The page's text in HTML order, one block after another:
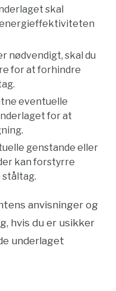
skal
nødvendigt, skal du
for at forhindre
eventuelle
for at
genstande eller
kan forstyrre
ståltag.
anvisninger og
hvis du er usikker
underlaget